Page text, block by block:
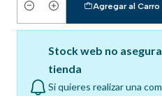
Cantidad
Agregar al Carro
Stock web no
tienda
Si quieres realizar una